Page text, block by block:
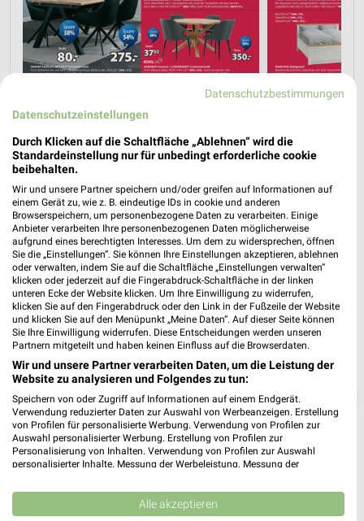
Datenschutzbestimmungen
Datenschutzeinstellungen
Durch Klicken auf die Schaltfläche „Ablehnen“ wird die
Standardeinstellung nur für unbedingt erforderliche cookie
beibehalten.
Wir und unsere Partner speichern und/oder greifen auf Informationen auf
einem Gerät zu, wie z. B. eindeutige IDs in cookie und anderen
Browserspeichern, um personenbezogene Daten zu verarbeiten. Einige
Anbieter verarbeiten Ihre personenbezogenen Daten möglicherweise
aufgrund eines berechtigten Interesses. Um dem zu widersprechen, öffnen
Sie die „Einstellungen“. Sie können Ihre Einstellungen akzeptieren, ablehnen
oder verwalten, indem Sie auf die Schaltfläche „Einstellungen verwalten“
klicken oder jederzeit auf die Fingerabdruck-Schaltfläche in der linken
unteren Ecke der Website klicken. Um Ihre Einwilligung zu widerrufen,
klicken Sie auf den Fingerabdruck oder den Link in der Fußzeile der Website
und klicken Sie auf den Menüpunkt „Meine Daten“. Auf dieser Seite können
Sie Ihre Einwilligung widerrufen. Diese Entscheidungen werden unseren
Partnern mitgeteilt und haben keinen Einfluss auf die Browserdaten.
Wir und unsere Partner verarbeiten Daten, um die Leistung der
Website zu analysieren und Folgendes zu tun:
Speichern von oder Zugriff auf Informationen auf einem Endgerät.
Verwendung reduzierter Daten zur Auswahl von Werbeanzeigen. Erstellung
von Profilen für personalisierte Werbung. Verwendung von Profilen zur
Auswahl personalisierter Werbung. Erstellung von Profilen zur
Personalisierung von Inhalten. Verwendung von Profilen zur Auswahl
personalisierter Inhalte. Messung der Werbeleistung. Messung der
Kombinationen von Daten aus verschiedenen Quellen. Entwicklung und
Verbesserung der Angebote. Verwendung reduzierter Daten zur Auswahl
von Inhalten.
Alle akzeptieren